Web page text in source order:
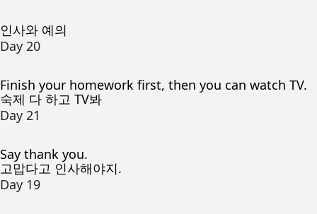
인사와 예의
Day 20
Finish your homework first, then you can watch TV.
숙제 다 하고 TV봐
Day 21
Say thank you.
고맙다고 인사해야지.
Day 19